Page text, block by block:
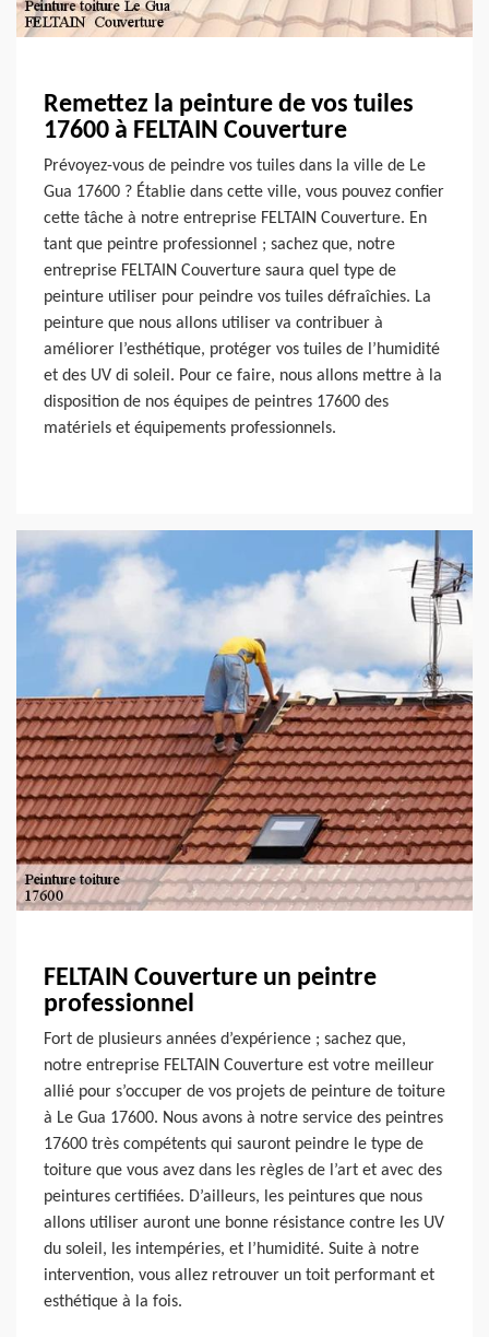
Remettez la peinture de vos tuiles
17600 à FELTAIN Couverture
Prévoyez-vous de peindre vos tuiles dans la ville de Le
Gua 17600 ? Établie dans cette ville, vous pouvez confier
cette tâche à notre entreprise FELTAIN Couverture. En
tant que peintre professionnel ; sachez que, notre
entreprise FELTAIN Couverture saura quel type de
peinture utiliser pour peindre vos tuiles défraîchies. La
peinture que nous allons utiliser va contribuer à
améliorer l’esthétique, protéger vos tuiles de l’humidité
et des UV di soleil. Pour ce faire, nous allons mettre à la
disposition de nos équipes de peintres 17600 des
matériels et équipements professionnels.
FELTAIN Couverture un peintre
professionnel
Fort de plusieurs années d’expérience ; sachez que,
notre entreprise FELTAIN Couverture est votre meilleur
allié pour s’occuper de vos projets de peinture de toiture
à Le Gua 17600. Nous avons à notre service des peintres
17600 très compétents qui sauront peindre le type de
toiture que vous avez dans les règles de l’art et avec des
peintures certifiées. D’ailleurs, les peintures que nous
allons utiliser auront une bonne résistance contre les UV
du soleil, les intempéries, et l’humidité. Suite à notre
intervention, vous allez retrouver un toit performant et
esthétique à la fois.